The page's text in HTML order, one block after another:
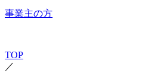
事業主の方
TOP
／